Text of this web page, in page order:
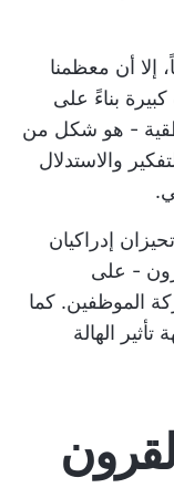
إلا أن معظمنا
بناءً على
- هو شكل من
والاستدلال
إدراكيان
- على
الموظفين. كما
الهالة